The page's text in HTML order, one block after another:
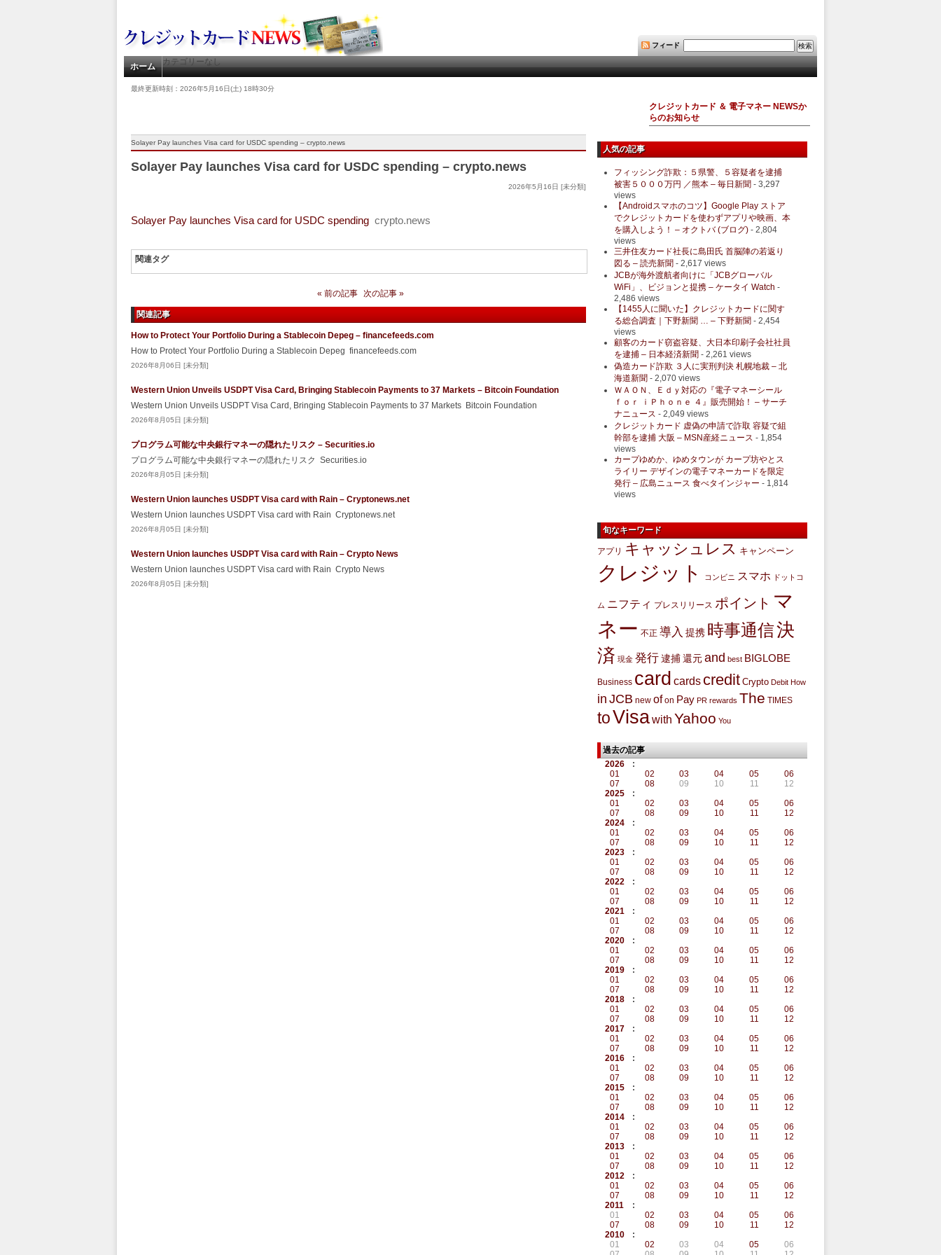
フィード
ホーム カテゴリーなし
最終更新時刻：2026年5月16日(土) 18時30分
クレジットカード ＆ 電子マネー NEWSか
らのお知らせ
Solayer Pay launches Visa card for USDC spending – crypto.news
Solayer Pay launches Visa card for USDC spending – crypto.news
2026年5月16日 [未分類]
Solayer Pay launches Visa card for USDC spending crypto.news
関連タグ
« 前の記事 次の記事 »
関連記事
How to Protect Your Portfolio During a Stablecoin Depeg – financefeeds.com
How to Protect Your Portfolio During a Stablecoin Depeg financefeeds.com
2026年8月06日 [未分類]
Western Union Unveils USDPT Visa Card, Bringing Stablecoin Payments to 37 Markets – Bitcoin Foundation
Western Union Unveils USDPT Visa Card, Bringing Stablecoin Payments to 37 Markets Bitcoin Foundation
2026年8月05日 [未分類]
プログラム可能な中央銀行マネーの隠れたリスク – Securities.io
プログラム可能な中央銀行マネーの隠れたリスク Securities.io
2026年8月05日 [未分類]
Western Union launches USDPT Visa card with Rain – Cryptonews.net
Western Union launches USDPT Visa card with Rain Cryptonews.net
2026年8月05日 [未分類]
Western Union launches USDPT Visa card with Rain – Crypto News
Western Union launches USDPT Visa card with Rain Crypto News
2026年8月05日 [未分類]
人気の記事
フィッシング詐欺：５県警、５容疑者を逮捕
被害５０００万円 ／熊本 – 毎日新聞 - 3,297
views
【Androidスマホのコツ】Google Play ストア
でクレジットカードを使わずアプリや映画、本
を購入しよう！ – オクトバ (ブログ) - 2,804
views
三井住友カード社長に島田氏 首脳陣の若返り
図る – 読売新聞 - 2,617 views
JCBが海外渡航者向けに「JCBグローバル
WiFi」、ビジョンと提携 – ケータイ Watch -
2,486 views
【1455人に聞いた】クレジットカードに関す
る総合調査｜下野新聞 … – 下野新聞 - 2,454
views
顧客のカード窃盗容疑、大日本印刷子会社社員
を逮捕 – 日本経済新聞 - 2,261 views
偽造カード詐欺 ３人に実刑判決 札幌地裁 – 北
海道新聞 - 2,070 views
ＷＡＯＮ、Ｅｄｙ対応の『電子マネーシール
ｆｏｒ ｉＰｈｏｎｅ ４』販売開始！ – サーチ
ナニュース - 2,049 views
クレジットカード 虚偽の申請で詐取 容疑で組
幹部を逮捕 大阪 – MSN産経ニュース - 1,854
views
カープゆめか、ゆめタウンが カープ坊やとス
ライリー デザインの電子マネーカードを限定
発行 – 広島ニュース 食べタインジャー - 1,814
views
旬なキーワード
アプリ キャッシュレス キャンペーン
クレジット コンビニ スマホ ドットコ
ム ニフティ プレスリリース ポイント マ
ネー 不正 導入 提携 時事通信決
済 現金 発行 逮捕 還元and best BIGLOBE
Business card cards credit Crypto Debit How
in JCB new of on Pay PR rewards The TIMES
toVisawith Yahoo You
過去の記事
2026
:
01
02 03 04 05
06
07
08 09 10 11
12
2025
:
01
02 03 04 05
06
07
08 09 10 11
12
2024
:
01
02 03 04 05
06
07
08 09 10 11
12
2023
:
01
02 03 04 05
06
07
08 09 10 11
12
2022
:
01
02 03 04 05
06
07
08 09 10 11
12
2021
:
01
02 03 04 05
06
07
08 09 10 11
12
2020
:
01
02 03 04 05
06
07
08 09 10 11
12
2019
:
01
02 03 04 05
06
07
08 09 10 11
12
2018
:
01
02 03 04 05
06
07
08 09 10 11
12
2017
:
01
02 03 04 05
06
07
08 09 10 11
12
2016
:
01
02 03 04 05
06
07
08 09 10 11
12
2015
:
01
02 03 04 05
06
07
08 09 10 11
12
2014
:
01
02 03 04 05
06
07
08 09 10 11
12
2013
:
01
02 03 04 05
06
07
08 09 10 11
12
2012
:
01
02 03 04 05
06
07
08 09 10 11
12
2011
:
01
02 03 04 05
06
07
08 09 10 11
12
2010
:
01
02 03 04 05
06